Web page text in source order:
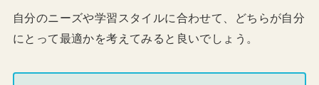
自分のニーズや学習スタイルに合わせて、どちらが自分
にとって最適かを考えてみると良いでしょう。